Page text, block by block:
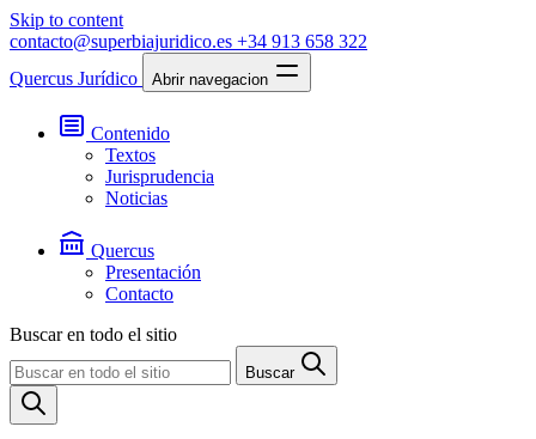
Skip to content
contacto@superbiajuridico.es +34 913 658 322
Quercus Jurídico
Abrir navegacion
Contenido
Textos
Jurisprudencia
Noticias
Quercus
Presentación
Contacto
Buscar en todo el sitio
Buscar